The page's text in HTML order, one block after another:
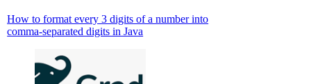
How to format every 3 digits of a number into
comma-separated digits in Java